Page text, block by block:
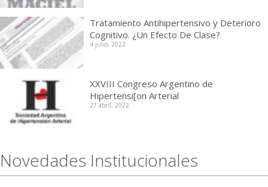
Tratamiento Antihipertensivo y Deterioro
Cognitivo. ¿Un Efecto De Clase?
4 julio, 2022
XXVIII Congreso Argentino de
Hipertensi[on Arterial
27 abril, 2022
Novedades Institucionales